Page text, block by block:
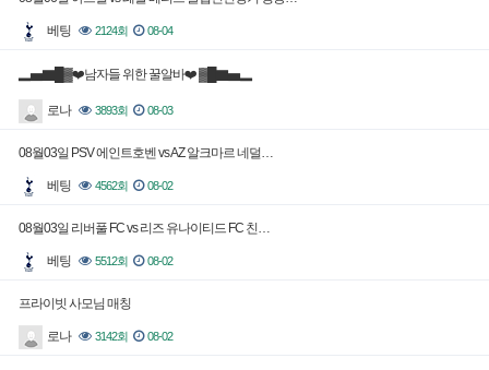
베팅 2124회 08-04
▂▅▇█▓❤️남자들 위한 꿀알바❤️ ▓█▇▅▂
로나 3893회 08-03
08월03일 PSV 에인트호벤 vs AZ 알크마르 네덜…
베팅 4562회 08-02
08월03일 리버풀 FC vs 리즈 유나이티드 FC 친…
베팅 5512회 08-02
프라이빗 사모님 매칭
로나 3142회 08-02